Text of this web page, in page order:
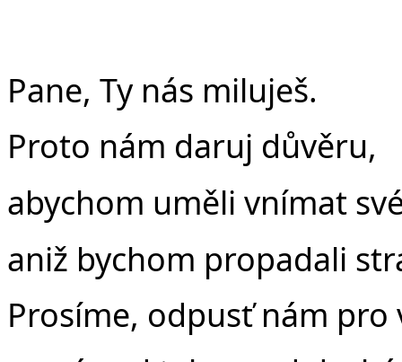
Pane, Ty nás miluješ.
Proto nám daruj důvěru,
abychom uměli vnímat
aniž bychom propadali
Prosíme, odpusť nám pro